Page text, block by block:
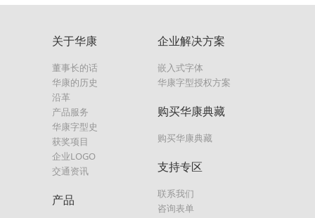
关于华康
董事长的话
华康的历史
沿革
产品服务
华康字型史
获奖项目
企业LOGO
交通资讯
产品
企业解决方案
嵌入式字体
华康字型授权方案
购买华康典藏
购买华康典藏
支持专区
联系我们
咨询表单